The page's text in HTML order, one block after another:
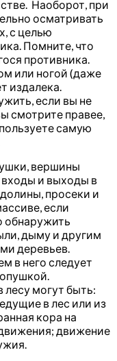
Наоборот, при
осматривать
с целью
Помните, что
противника.
или ногой (даже
издалека.
если вы не
смотрите правее,
самую
вершины
входы и выходы в
просеки и
если
обнаружить
дыму и другим
деревьев.
в него следует
лесу могут быть:
в лес или из
кора на
движение